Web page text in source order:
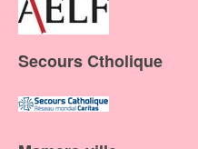
Secours Ctholique